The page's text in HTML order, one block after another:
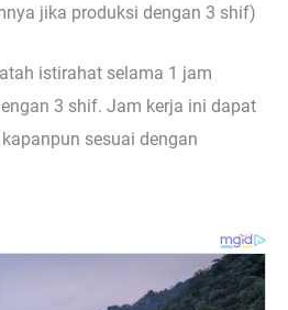
jika produksi dengan 3 shif)
istirahat selama 1 jam
3 shif. Jam kerja ini dapat
sesuai dengan